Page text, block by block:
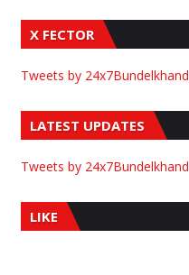
X FECTOR
Tweets by 24x7Bundelkhand
LATEST UPDATES
Tweets by 24x7Bundelkhand
LIKE